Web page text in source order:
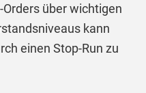
über wichtigen
kann
einen Stop-Run zu